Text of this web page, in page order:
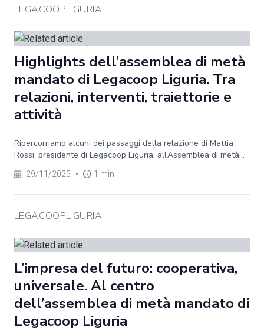
LEGACOOPLIGURIA
Highlights dell’assemblea di metà
mandato di Legacoop Liguria. Tra
relazioni, interventi, traiettorie e
attività
Ripercorriamo alcuni dei passaggi della relazione di Mattia
Rossi, presidente di Legacoop Liguria, all’Assemblea di metà...
29/11/2025 • 1 min
LEGACOOPLIGURIA
L’impresa del futuro: cooperativa,
universale. Al centro
dell’assemblea di metà mandato di
Legacoop Liguria